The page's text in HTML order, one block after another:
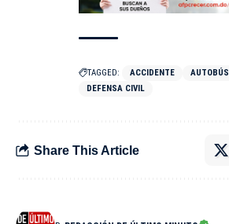
TAGGED: ACCIDENTE AUTOBÚS
DEFENSA CIVIL
Share This Article